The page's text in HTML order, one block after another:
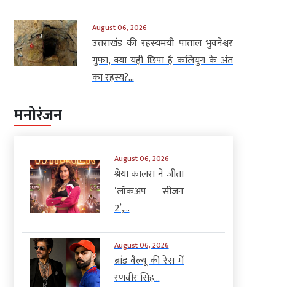
August 06, 2026
उत्तराखंड की रहस्यमयी पाताल भुवनेश्वर
गुफा, क्या यहीं छिपा है कलियुग के अंत
का रहस्य?...
मनोरंजन
August 06, 2026
श्रेया कालरा ने जीता
‘लॉकअप सीजन
2’,...
August 06, 2026
ब्रांड वैल्यू की रेस में
रणवीर सिंह...